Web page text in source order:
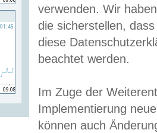
verwenden. Wir
die sicherstellen,
diese
beachtet werden.
Im Zuge der
Implementierung
können auch